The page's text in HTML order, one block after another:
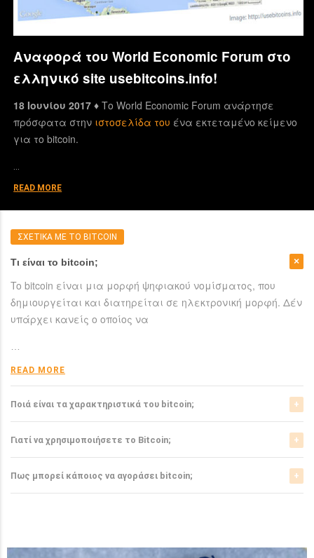
Αναφορά του World Economic Forum στο
ελληνικό site usebitcoins.info!
18 Ιουνίου 2017 ♦Το World Economic Forum ανάρτησε
πρόσφατα στην ιστοσελίδα του ένα εκτεταμένο κείμενο
για το bitcoin.
READ MORE
ΣΧΕΤΙΚΑ ΜΕ ΤΟ BITCOIN
Τι είναι το bitcoin;
To bitcoin είναι μια μορφή ψηφιακού νομίσματος, που
δημιουργείται και διατηρείται σε ηλεκτρονική μορφή. Δέν
υπάρχει κανείς ο οποίος να
…
READ MORE
Ποιά είναι τα χαρακτηριστικά του bitcoin;
Το bitcoin έχει αρκετά σημαντικά χαρακτηριστικά που το
ξεχωρίζουν από τα ελεγχόμενα-από-κυβερνήσεις
νομίσματα.
READ MORE
Γιατί να χρησιμοποιήσετε το Bitcoin;
Το bitcoin είναι μια σχετικά νέα μορφή νομίσματος, η
οποία τώρα αρχίζει να γίνεται αποδεκτή από μιά μεγάλη
μερίδα του
READ MORE
Πως μπορεί κάποιος να αγοράσει bitcoin;
Μπορείτε να αγοράσετε bitcoin είτε από τα αντίστοιχα